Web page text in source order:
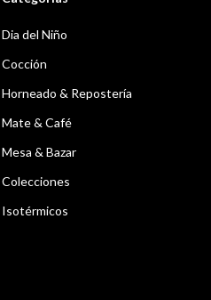
Dia del Niño
Cocción
Horneado & Repostería
Mate & Café
Mesa & Bazar
Colecciones
Isotérmicos